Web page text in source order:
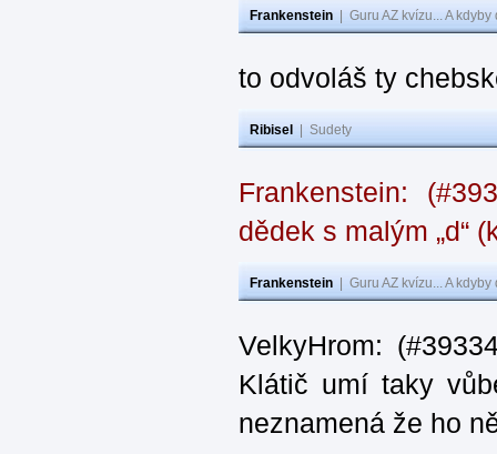
Frankenstein Guru AZ kvízu... A
to odvoláš ty
Ribisel Sudety
Frankenstein:
dědek s malým „d“
Frankenstein Guru AZ kvízu... A
VelkyHrom:
Klátič umí taky
neznamená že ho